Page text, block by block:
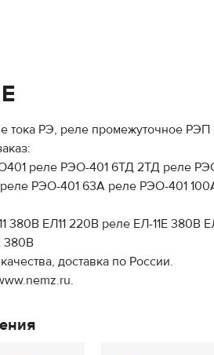
тока РЭ, реле промежуточное
реле РЭО-401 6ТД 2ТД реле
РЭО-401 63А реле РЭО-401
380В ЕЛ11 220В реле ЕЛ-11Е
380В
доставка по России.